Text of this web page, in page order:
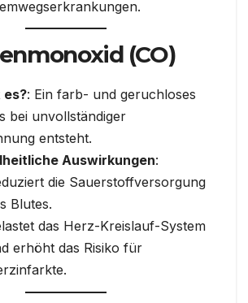
(CO)
es?: Ein farb- und geruchloses
bei unvollständiger
entsteht.
Auswirkungen:
die Sauerstoffversorgung
Blutes.
das Herz-Kreislauf-System
erhöht das Risiko für